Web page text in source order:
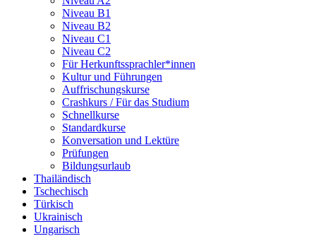
Niveau B1
Niveau B2
Niveau C1
Niveau C2
Für Herkunftssprachler*innen
Kultur und Führungen
Auffrischungskurse
Crashkurs / Für das Studium
Schnellkurse
Standardkurse
Konversation und Lektüre
Prüfungen
Bildungsurlaub
Thailändisch
Tschechisch
Türkisch
Ukrainisch
Ungarisch